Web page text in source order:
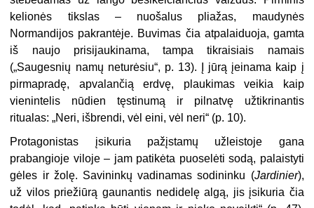
kelionės tikslas – nuošalus pliažas, maudynės
Normandijos pakrantėje. Buvimas čia atpalaiduoja, gamta
iš naujo prisijaukinama, tampa tikraisiais namais
(„Saugesnių namų neturėsiu“, p. 13). Į jūrą įeinama kaip į
pirmapradę, apvalančią erdvę, plaukimas veikia kaip
vienintelis nūdien tęstinumą ir pilnatvę užtikrinantis
ritualas: „Neri, išbrendi, vėl eini, vėl neri“ (p. 10).
Protagonistas įsikuria pažįstamų užleistoje gana
prabangioje viloje – jam patikėta puoselėti sodą, palaistyti
gėles ir žolę. Savininkų vadinamas sodininku (Jardinier),
už vilos priežiūrą gaunantis nedidelę algą, jis įsikuria čia